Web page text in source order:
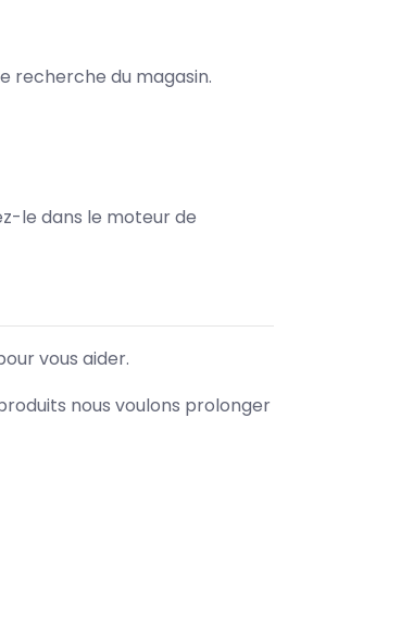
recherche du magasin.
le dans le moteur de
vous aider.
nous voulons prolonger